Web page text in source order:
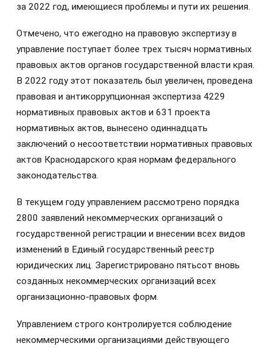
за 2022 год, имеющиеся проблемы и пути их решения.
Отмечено, что ежегодно на правовую экспертизу в
управление поступает более трех тысяч нормативных
правовых актов органов государственной власти края.
В 2022 году этот показатель был увеличен, проведена
правовая и антикоррупционная экспертиза 4229
нормативных правовых актов и 631 проекта
нормативных актов, вынесено одиннадцать
заключений о несоответствии нормативных правовых
актов Краснодарского края нормам федерального
законодательства.
В текущем году управлением рассмотрено порядка
2800 заявлений некоммерческих организаций о
государственной регистрации и внесении всех видов
изменений в Единый государственный реестр
юридических лиц. Зарегистрировано пятьсот вновь
созданных некоммерческих организаций всех
организационно-правовых форм.
Управлением строго контролируется соблюдение
некоммерческими организациями действующего